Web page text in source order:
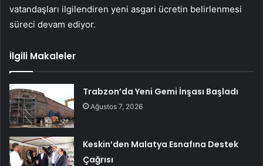
vatandaşları ilgilendiren yeni asgari ücretin belirlenmesi
süreci devam ediyor.
İlgili Makaleler
Trabzon’da Yeni Gemi İnşası Başladı
Ağustos 7, 2026
Keskin’den Malatya Esnafına Destek
Çağrısı